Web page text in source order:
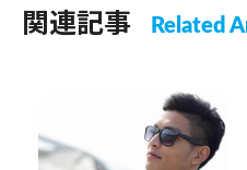
関連記事 Related